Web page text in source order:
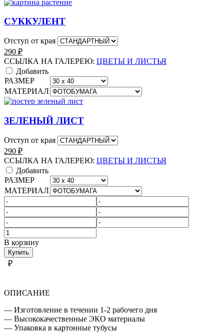
СУККУЛЕНТ
Отступ от края
290 ₽
ССЫЛКА НА ГАЛЕРЕЮ: ЦВЕТЫ И ЛИСТЬЯ
Добавить
РАЗМЕР
МАТЕРИАЛ
ЗЕЛЕНЫЙ ЛИСТ
Отступ от края
290 ₽
ССЫЛКА НА ГАЛЕРЕЮ: ЦВЕТЫ И ЛИСТЬЯ
Добавить
РАЗМЕР
МАТЕРИАЛ
Количество
товара
ЦВЕТЫ
И
ЛИСТЬЯ
В корзину
Купить
₽
ОПИСАНИЕ
— Изготовление в течении 1-2 рабочего дня
— Высококачественные ЭКО материалы
— Упаковка в картонные тубусы